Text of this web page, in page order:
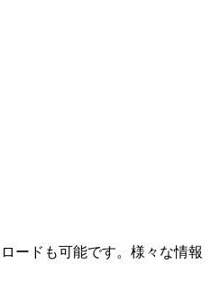
ードも可能です。様々な情報